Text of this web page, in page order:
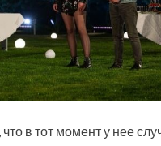
в тот момент у нее